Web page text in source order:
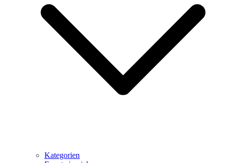
Kategorien